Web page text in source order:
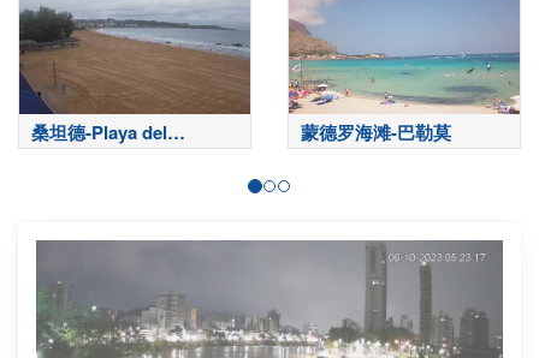
桑坦德-Playa del
Sardinero
蒙德罗海滩-巴勒莫